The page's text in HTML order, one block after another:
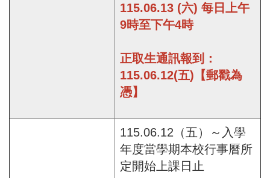
115.06.13 (六) 每日上午
9時至下午4時
正取生通訊報到：
115.06.12(五)【郵戳為
憑】
115.06.12（五）～入學
年度當學期本校行事曆所
定開始上課日止